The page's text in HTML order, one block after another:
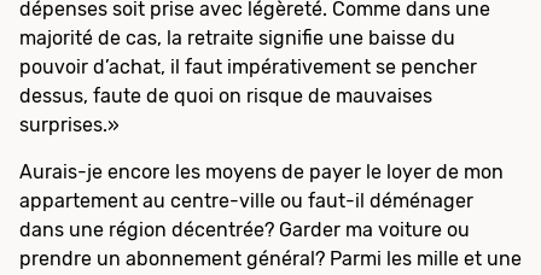
dépenses soit prise avec légèreté. Comme dans une
majorité de cas, la retraite signifie une baisse du
pouvoir d’achat, il faut impérativement se pencher
dessus, faute de quoi on risque de mauvaises
surprises.»
Aurais-je encore les moyens de payer le loyer de mon
appartement au centre-ville ou faut-il déménager
dans une région décentrée? Garder ma voiture ou
prendre un abonnement général? Parmi les mille et une